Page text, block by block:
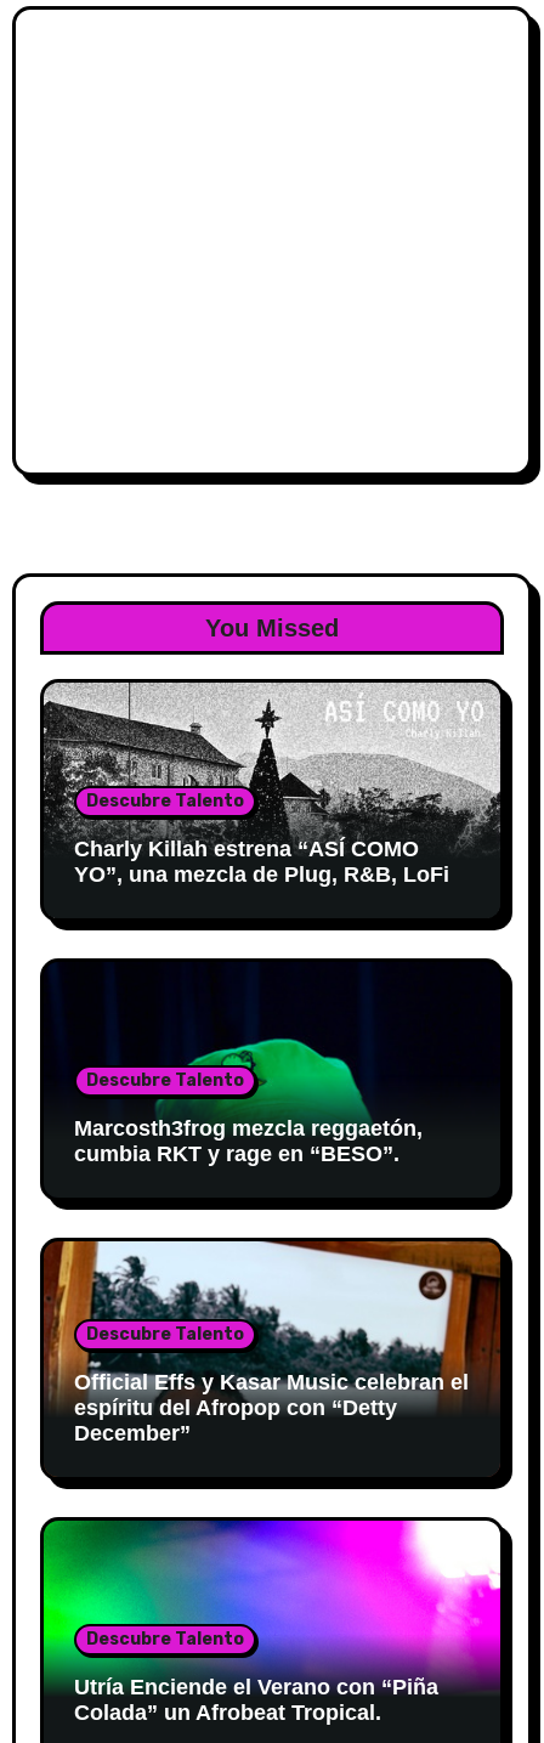
You Missed
Descubre Talento
Charly Killah estrena “ASÍ COMO
YO”, una mezcla de Plug, R&B, LoFi
Descubre Talento
Marcosth3frog mezcla reggaetón,
cumbia RKT y rage en “BESO”.
Descubre Talento
Official Effs y Kasar Music celebran el
espíritu del Afropop con “Detty
December”
Descubre Talento
Utría Enciende el Verano con “Piña
Colada” un Afrobeat Tropical.